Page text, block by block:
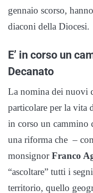
gennaio scorso,
diaconi della Diocesi.
E’ in corso un
Decanato
La nomina dei nuovi
particolare per la vita
in corso un cammino
una riforma che –
monsignorFranco
“ascoltare” tutti i
territorio, quello